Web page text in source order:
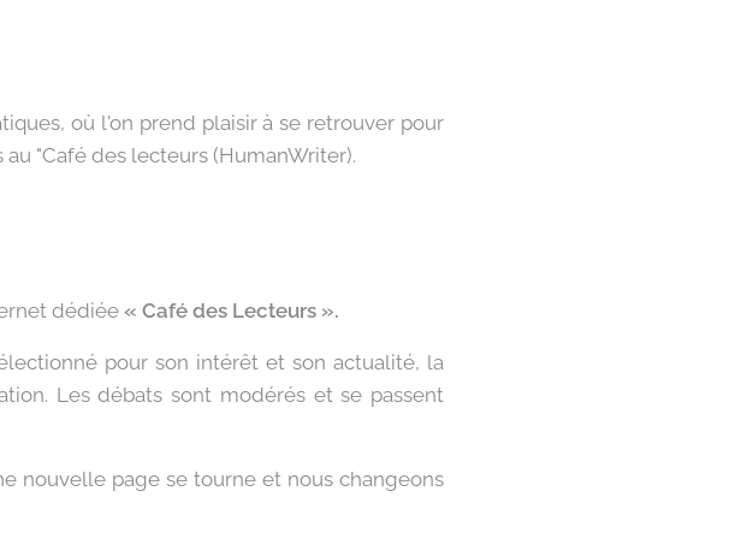
où l'on prend plaisir à se retrouver pour
"Café des lecteurs (HumanWriter).
dédiée « Café des Lecteurs ».
pour son intérêt et son actualité, la
Les débats sont modérés et se passent
nouvelle page se tourne et nous changeons